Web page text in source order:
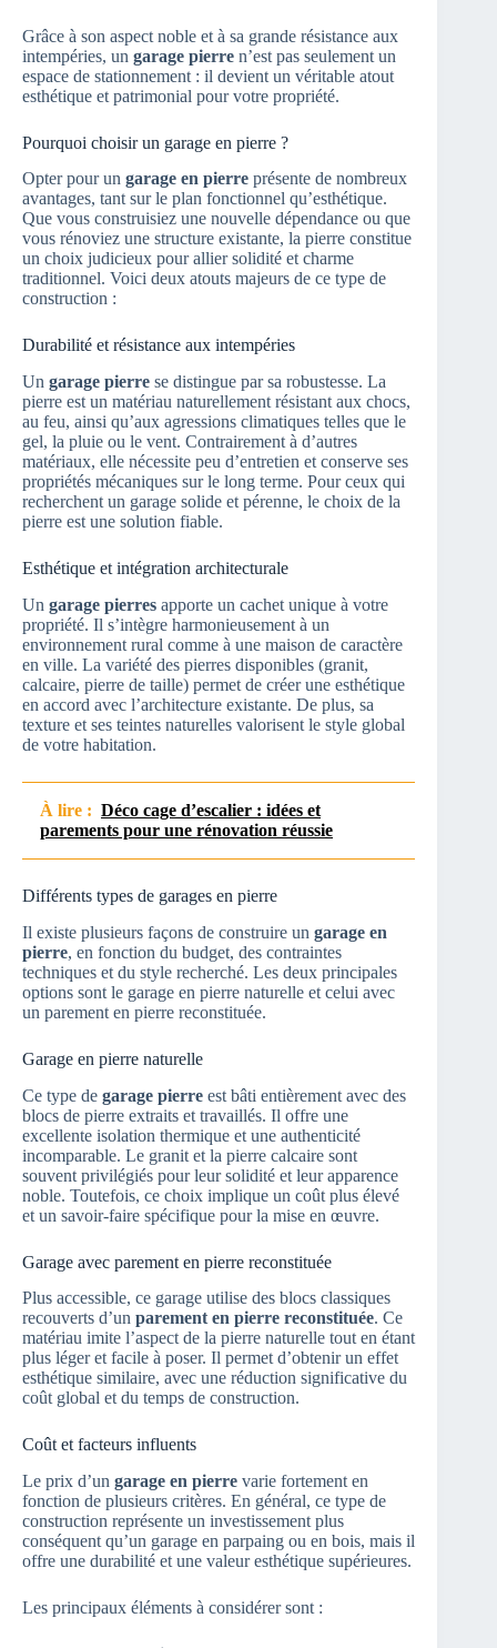
Grâce à son aspect noble et à sa grande résistance aux
intempéries, un garage pierre n’est pas seulement un
espace de stationnement : il devient un véritable atout
esthétique et patrimonial pour votre propriété.
Pourquoi choisir un garage en pierre ?
Opter pour un garage en pierre présente de nombreux
avantages, tant sur le plan fonctionnel qu’esthétique.
Que vous construisiez une nouvelle dépendance ou que
vous rénoviez une structure existante, la pierre constitue
un choix judicieux pour allier solidité et charme
traditionnel. Voici deux atouts majeurs de ce type de
construction :
Durabilité et résistance aux intempéries
Un garage pierre se distingue par sa robustesse. La
pierre est un matériau naturellement résistant aux chocs,
au feu, ainsi qu’aux agressions climatiques telles que le
gel, la pluie ou le vent. Contrairement à d’autres
matériaux, elle nécessite peu d’entretien et conserve ses
propriétés mécaniques sur le long terme. Pour ceux qui
recherchent un garage solide et pérenne, le choix de la
pierre est une solution fiable.
Esthétique et intégration architecturale
Un garage pierres apporte un cachet unique à votre
propriété. Il s’intègre harmonieusement à un
environnement rural comme à une maison de caractère
en ville. La variété des pierres disponibles (granit,
calcaire, pierre de taille) permet de créer une esthétique
en accord avec l’architecture existante. De plus, sa
texture et ses teintes naturelles valorisent le style global
de votre habitation.
À lire : Déco cage d’escalier : idées et
parements pour une rénovation réussie
Différents types de garages en pierre
Il existe plusieurs façons de construire un garage en
pierre, en fonction du budget, des contraintes
techniques et du style recherché. Les deux principales
options sont le garage en pierre naturelle et celui avec
un parement en pierre reconstituée.
Garage en pierre naturelle
Ce type de garage pierre est bâti entièrement avec des
blocs de pierre extraits et travaillés. Il offre une
excellente isolation thermique et une authenticité
incomparable. Le granit et la pierre calcaire sont
souvent privilégiés pour leur solidité et leur apparence
noble. Toutefois, ce choix implique un coût plus élevé
et un savoir-faire spécifique pour la mise en œuvre.
Garage avec parement en pierre reconstituée
Plus accessible, ce garage utilise des blocs classiques
recouverts d’un parement en pierre reconstituée. Ce
matériau imite l’aspect de la pierre naturelle tout en étant
plus léger et facile à poser. Il permet d’obtenir un effet
esthétique similaire, avec une réduction significative du
coût global et du temps de construction.
Coût et facteurs influents
Le prix d’un garage en pierre varie fortement en
fonction de plusieurs critères. En général, ce type de
construction représente un investissement plus
conséquent qu’un garage en parpaing ou en bois, mais il
offre une durabilité et une valeur esthétique supérieures.
Les principaux éléments à considérer sont :